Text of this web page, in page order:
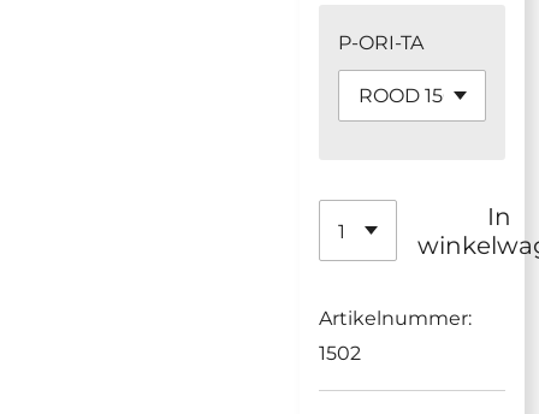
P-ORI-TA
In
Artikelnummer:
1502